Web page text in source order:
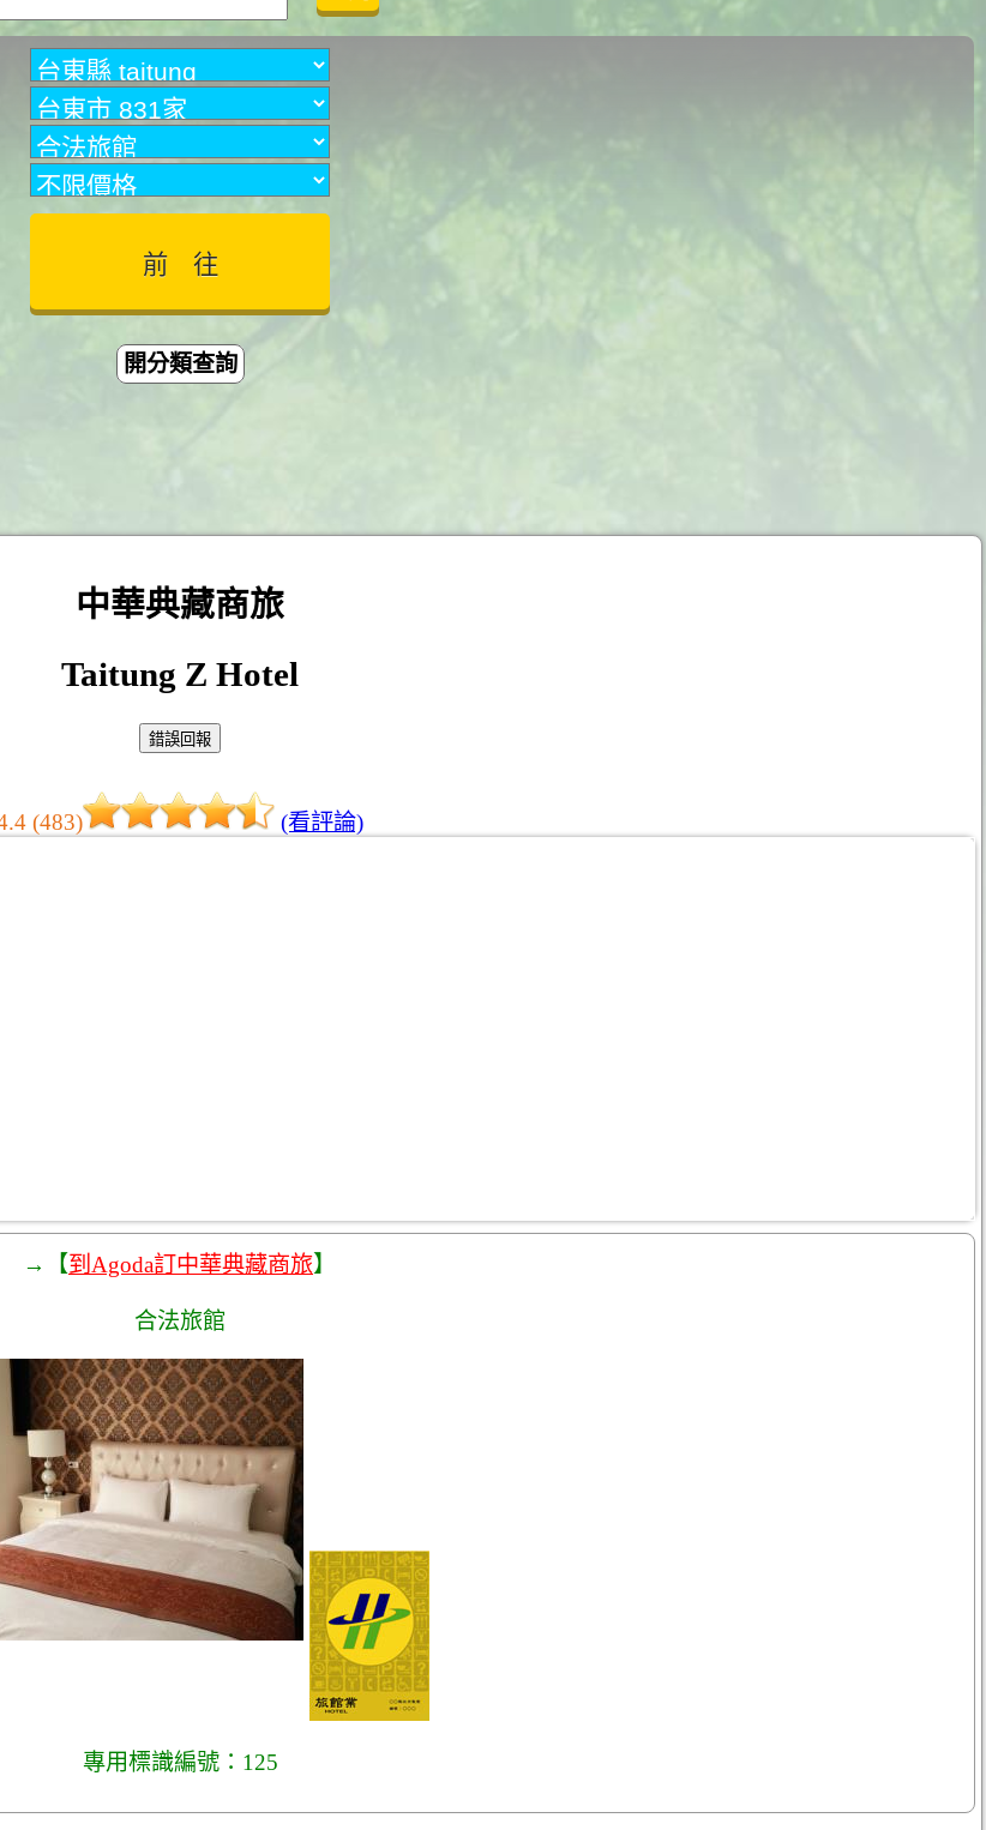
開分類查詢
中華典藏商旅
Taitung Z Hotel
(483)
(看評論)
→【到Agoda訂中華典藏商旅】
合法旅館
專用標識編號：125